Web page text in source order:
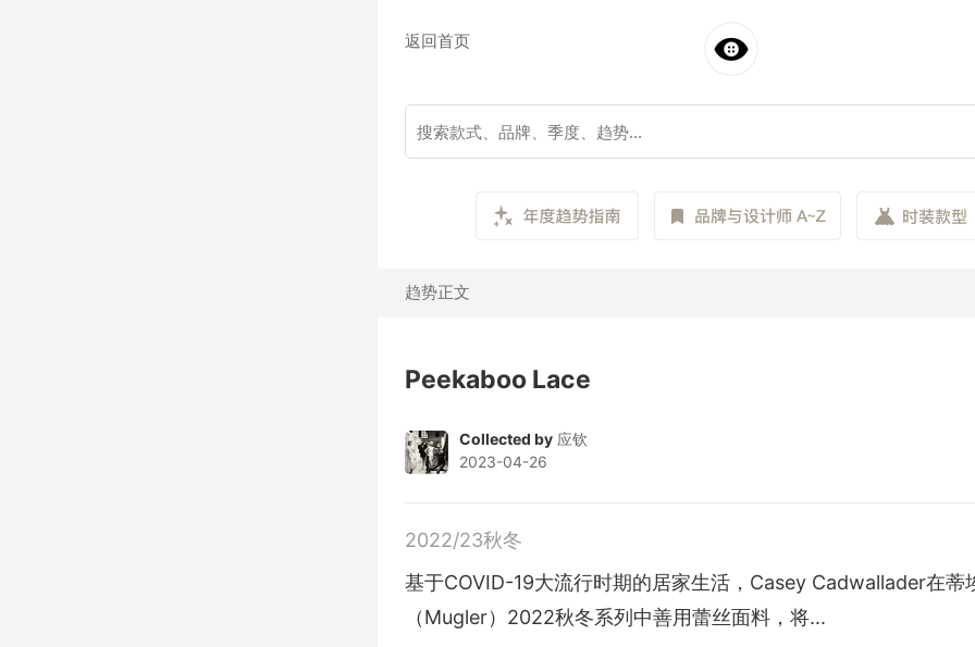
返回首页
趋势正文
Peekaboo Lace
Collected by 应钦
2023-04-26
2022/23秋冬
基于COVID-19大流行时期的居家生活，Casey Cadwallader在蒂
（Mugler）2022秋冬系列中善用蕾丝面料，将...